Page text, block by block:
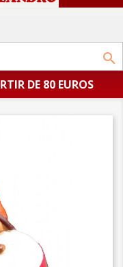

DE 80 EUROS